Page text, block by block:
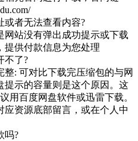
或者无法查看内容?
网站没有弹出成功提示或下载
提供付款信息为您处理
不了?
: 可对比下载完压缩包的与网
提示的容量则是这个原因。这
用百度网盘软件或迅雷下载。
应资源底部留言，或在个人中
吗?